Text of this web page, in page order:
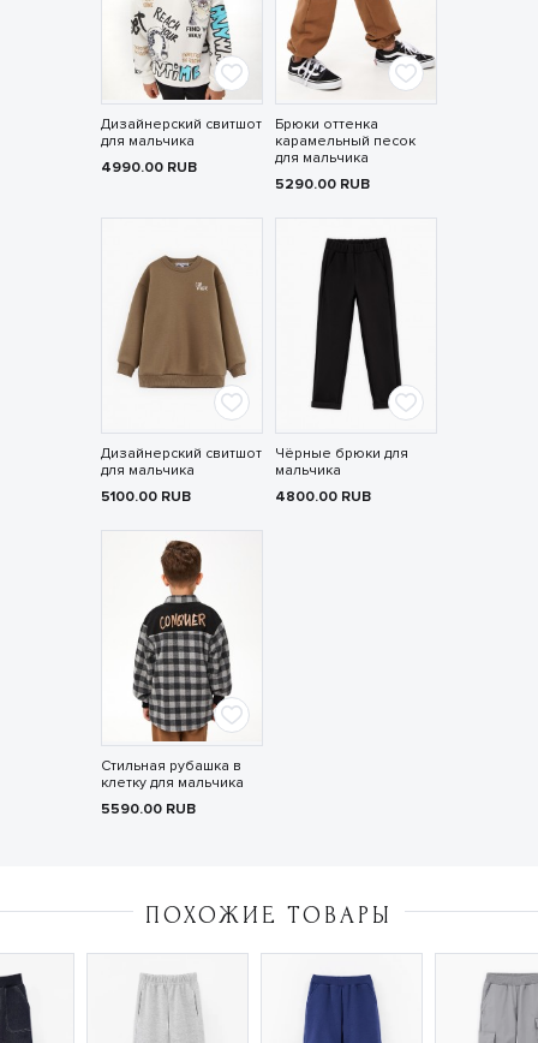
Дизайнерский свитшот
для мальчика
4990.00 RUB
Брюки оттенка
карамельный песок
для мальчика
5290.00 RUB
Дизайнерский свитшот
для мальчика
5100.00 RUB
Чёрные брюки для
мальчика
4800.00 RUB
Стильная рубашка в
клетку для мальчика
5590.00 RUB
ПОХОЖИЕ ТОВАРЫ